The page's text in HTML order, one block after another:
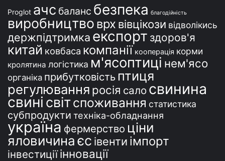
Proglot ачс баланс безпека благодійність
виробництво врх вівцікози відволікись
держпідтримка експорт здоров'я
китай ковбаса компанії кооперація корми
кролятина логістика м'ясоптиці нем'ясо
органіка прибутковість птиця
регулювання росія сало свинина
свині світспоживання статистика
субпродукти техніка-обладнання
україна фермерство ціни
яловичинаєс івенти імпорт
інвестиції інновації